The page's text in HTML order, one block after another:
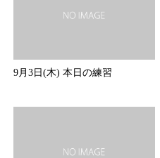
9月3日(木) 本日の練習